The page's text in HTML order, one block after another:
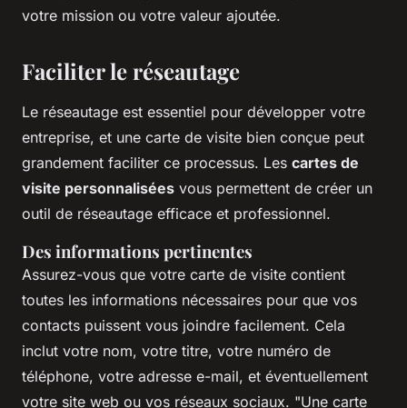
votre mission ou votre valeur ajoutée.
Faciliter le réseautage
Le réseautage est essentiel pour développer votre
entreprise, et une carte de visite bien conçue peut
grandement faciliter ce processus. Les cartes de
visite personnalisées vous permettent de créer un
outil de réseautage efficace et professionnel.
Des informations pertinentes
Assurez-vous que votre carte de visite contient
toutes les informations nécessaires pour que vos
contacts puissent vous joindre facilement. Cela
inclut votre nom, votre titre, votre numéro de
téléphone, votre adresse e-mail, et éventuellement
votre site web ou vos réseaux sociaux. "Une carte